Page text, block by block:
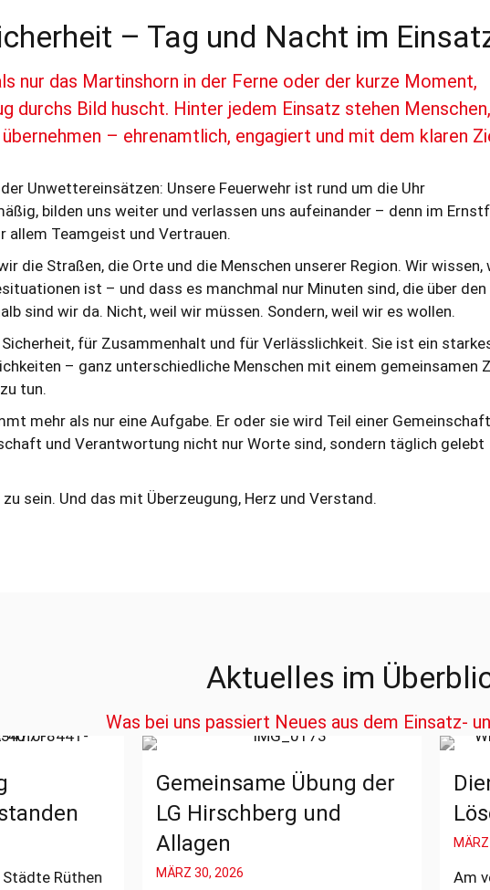
– Tag und Nacht im
nur das Martinshorn in der Ferne oder der kurze Moment,
durchs Bild huscht. Hinter jedem Einsatz stehen
– ehrenamtlich, engagiert und mit dem klaren
Unwettereinsätzen: Unsere Feuerwehr ist rund um die Uhr
bilden uns weiter und verlassen uns aufeinander – denn im
allem Teamgeist und Vertrauen.
die Straßen, die Orte und die Menschen unserer Region. Wir wissen,
ist – und dass es manchmal nur Minuten sind, die über den
sind wir da. Nicht, weil wir müssen. Sondern, weil wir es wollen.
für Zusammenhalt und für Verlässlichkeit. Sie ist ein
– ganz unterschiedliche Menschen mit einem gemeinsamen
tun.
mehr als nur eine Aufgabe. Er oder sie wird Teil einer
und Verantwortung nicht nur Worte sind, sondern täglich gelebt
sein. Und das mit Überzeugung, Herz und Verstand.
F1 / Brennt Hecke
13:14
- Heinrich-Gudemann-
Alarmierung in der
Einsatznummer:161
Einsatzstichwort:F2_Melder
Einsatzort:
Warstein - Hauptstraße
Aktuelles im
Was bei uns passiert Neues aus dem Einsatz-
Gemeinsame Übung der
LG Hirschberg und
Allagen
MÄRZ 30, 2026
MÄRZ 10, 2026
Am